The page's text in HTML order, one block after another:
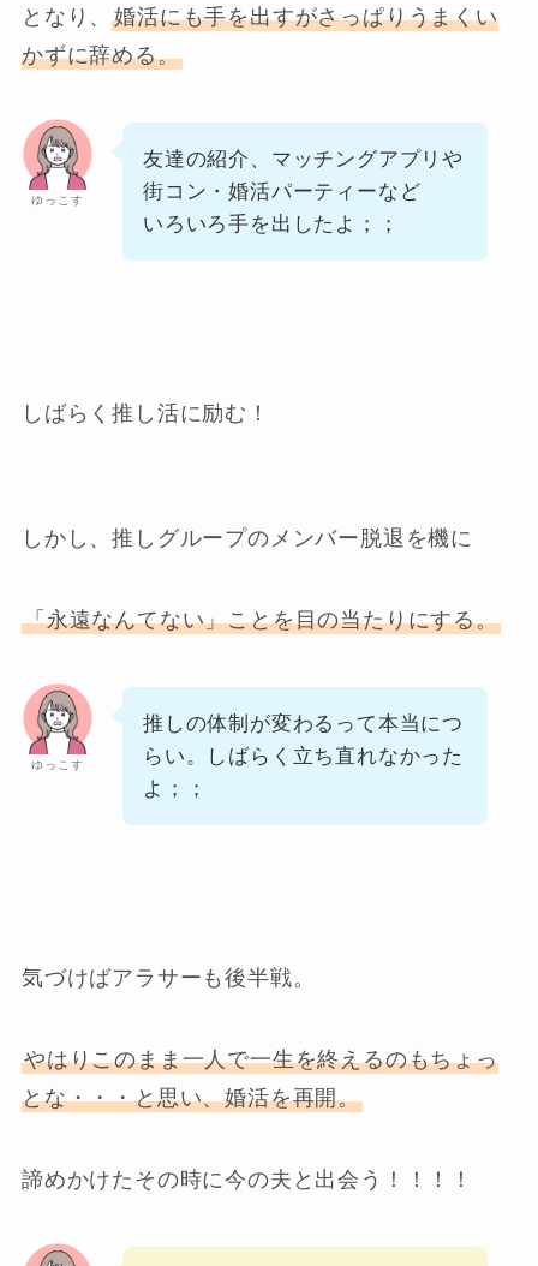
となり、婚活にも手を出すがさっぱりうまくい
かずに辞める。
ゆっこす
友達の紹介、マッチングアプリや
街コン・婚活パーティーなど
いろいろ手を出したよ；；
しばらく推し活に励む！
しかし、推しグループのメンバー脱退を機に
「永遠なんてない」ことを目の当たりにする。
ゆっこす
推しの体制が変わるって本当につ
らい。しばらく立ち直れなかった
よ；；
気づけばアラサーも後半戦。
やはりこのまま一人で一生を終えるのもちょっ
とな・・・と思い、婚活を再開。
諦めかけたその時に今の夫と出会う！！！！